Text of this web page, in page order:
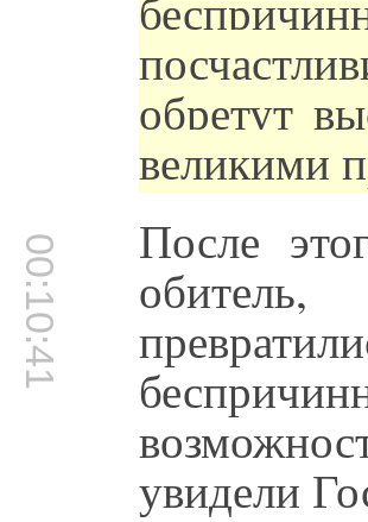
обретут
великими
00:10:41 После
увидели